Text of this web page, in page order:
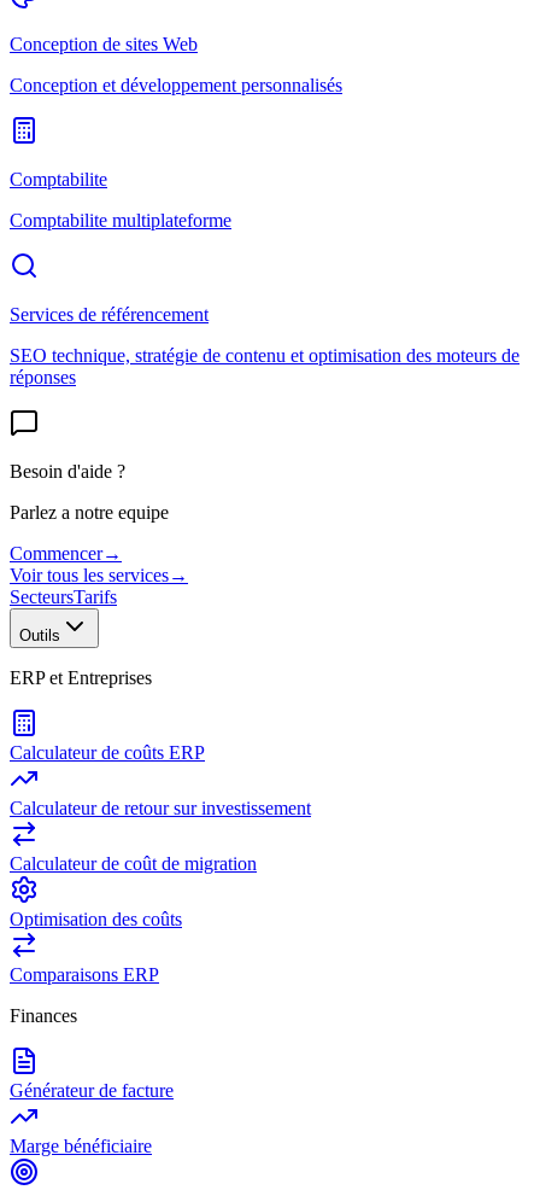
Conception de sites Web
Conception et développement personnalisés
Comptabilite
Comptabilite multiplateforme
Services de référencement
SEO technique, stratégie de contenu et optimisation des moteurs de
réponses
Besoin d'aide ?
Parlez a notre equipe
Commencer→
Voir tous les services→
SecteursTarifs
Outils
ERP et Entreprises
Calculateur de coûts ERP
Calculateur de retour sur investissement
Calculateur de coût de migration
Optimisation des coûts
Comparaisons ERP
Finances
Générateur de facture
Marge bénéficiaire